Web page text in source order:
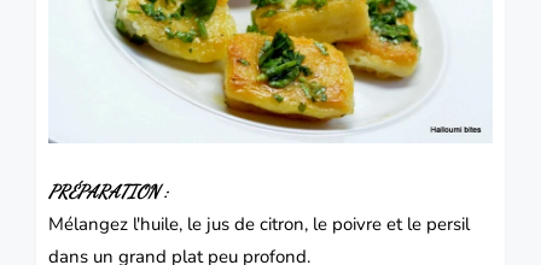
PRÉPARATION :
Mélangez l'huile, le jus de citron, le poivre et le persil
dans un grand plat peu profond.